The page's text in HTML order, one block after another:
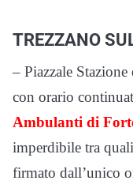
TREZZANO
– Piazzale
con orario
Ambulanti di
imperdibile tra
firmato dall’unico